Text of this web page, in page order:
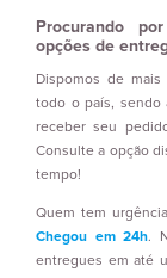
Procurando
opções de
Dispomos de
todo o país, sendo
receber seu
Consulte a opção
tempo!
Quem tem
Chegou em 24h.
entregues em até